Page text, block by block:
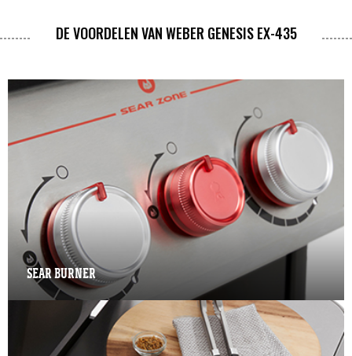
DE VOORDELEN VAN WEBER GENESIS EX-435
SEAR BURNER